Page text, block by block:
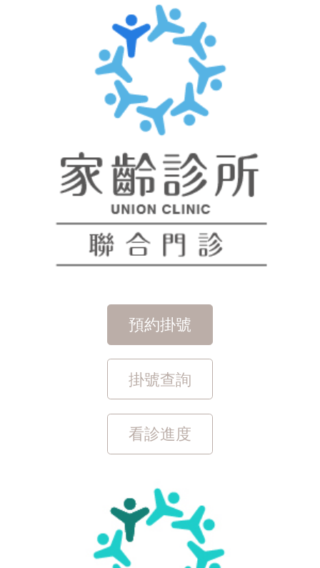
預約掛號
掛號查詢
看診進度